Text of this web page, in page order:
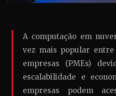
A computação em
vez mais popular
empresas (PMEs)
escalabilidade e
empresas podem